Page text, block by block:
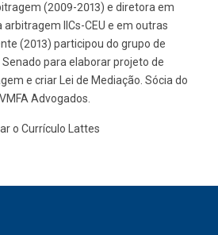
(2009-2013) e diretora em
IICs-CEU e em outras
(2013) participou do grupo de
para elaborar projeto de
e criar Lei de Mediação. Sócia do
Advogados.
o Currículo Lattes